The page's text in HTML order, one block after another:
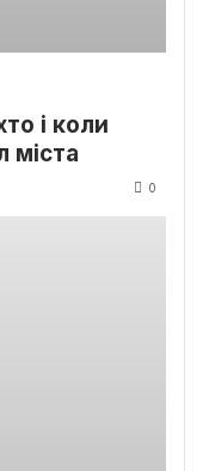
і коли
міста
0